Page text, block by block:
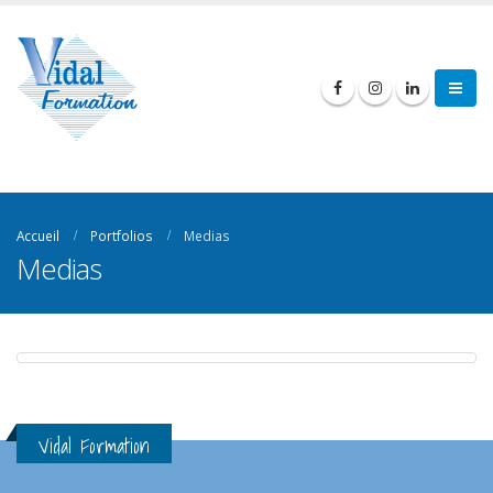
Accueil Portfolios Medias
Medias
FULL WIDTH VIDEO
Medias
Vidal Formation